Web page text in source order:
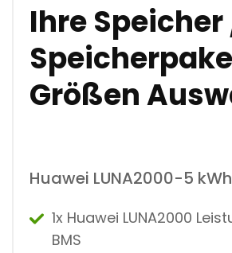
Ihre Speicher
Größen
Huawei LUNA2000-5
1x Huawei LUNA2000
BMS